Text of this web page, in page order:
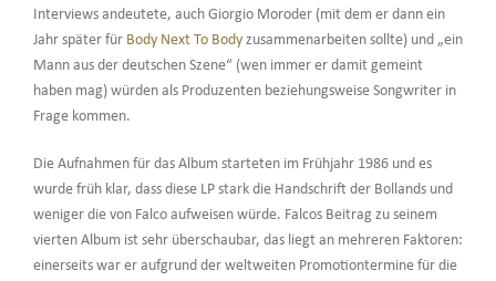
Interviews andeutete, auch Giorgio Moroder (mit dem er dann ein
Jahr später für Body Next To Bodyzusammenarbeiten sollte) und „ein
Mann aus der deutschen Szene“ (wen immer er damit gemeint
haben mag) würden als Produzenten beziehungsweise Songwriter in
Frage kommen.
Die Aufnahmen für das Album starteten im Frühjahr 1986 und es
wurde früh klar, dass diese LP stark die Handschrift der Bollands und
weniger die von Falco aufweisen würde. Falcos Beitrag zu seinem
vierten Album ist sehr überschaubar, das liegt an mehreren Faktoren:
einerseits war er aufgrund der weltweiten Promotiontermine für die